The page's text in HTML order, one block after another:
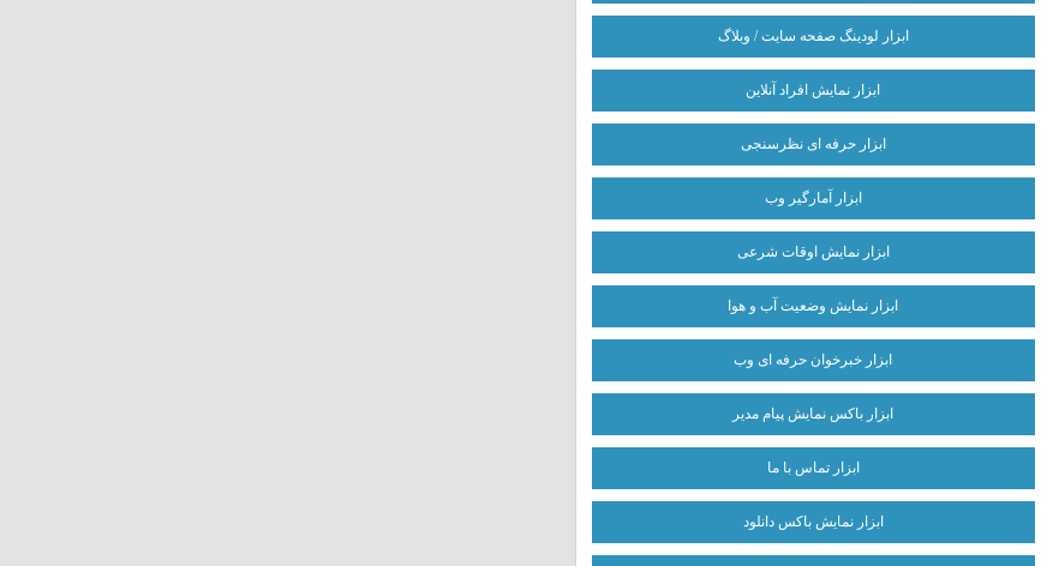
ابزار لودینگ صفحه سایت / وبلاگ
ابزار نمایش افراد آنلاین
ابزار حرفه ای نظرسنجی
ابزار آمارگیر وب
ابزار نمایش اوقات شرعی
ابزار نمایش وضعیت آب و هوا
ابزار خبرخوان حرفه ای وب
ابزار باکس نمایش پیام مدیر
ابزار تماس با ما
ابزار نمایش باکس دانلود